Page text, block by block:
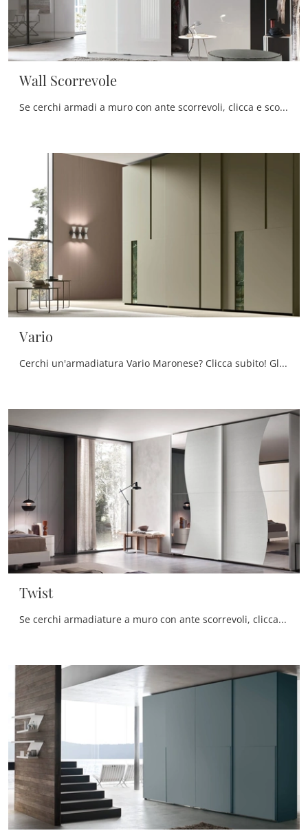
Wall Scorrevole
Se cerchi armadi a muro con ante scorrevoli, clicca e scopri l'armadio Wall Scorrevole di Maronese in melaminico.
Vario
Cerchi un'armadiatura Vario Maronese? Clicca subito! Gli armadi su misura con ante scorrevoli ti aspettano.
Twist
Se cerchi armadiature a muro con ante scorrevoli, clicca e scopri l'armadio Twist di Maronese in melaminico.